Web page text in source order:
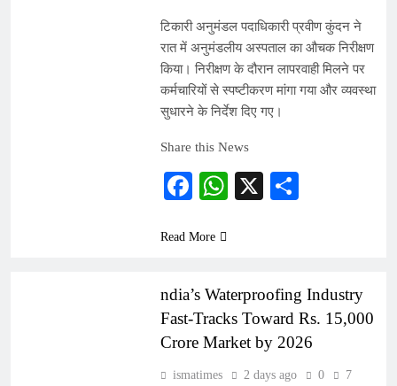
टिकारी अनुमंडल पदाधिकारी प्रवीण कुंदन ने
रात में अनुमंडलीय अस्पताल का औचक निरीक्षण
किया। निरीक्षण के दौरान लापरवाही मिलने पर
कर्मचारियों से स्पष्टीकरण मांगा गया और व्यवस्था
सुधारने के निर्देश दिए गए।
Share this News
Facebook
WhatsApp
X
Read More
ndia’s Waterproofing Industry
Fast-Tracks Toward Rs. 15,000
Crore Market by 2026
ismatimes 2 days ago 0
7